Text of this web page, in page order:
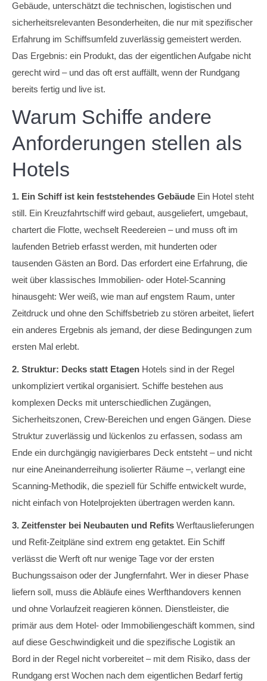
Gebäude, unterschätzt die technischen, logistischen und
sicherheitsrelevanten Besonderheiten, die nur mit spezifischer
Erfahrung im Schiffsumfeld zuverlässig gemeistert werden.
Das Ergebnis: ein Produkt, das der eigentlichen Aufgabe nicht
gerecht wird – und das oft erst auffällt, wenn der Rundgang
bereits fertig und live ist.
Warum Schiffe andere
Anforderungen stellen als
Hotels
1. Ein Schiff ist kein feststehendes Gebäude Ein Hotel steht
still. Ein Kreuzfahrtschiff wird gebaut, ausgeliefert, umgebaut,
chartert die Flotte, wechselt Reedereien – und muss oft im
laufenden Betrieb erfasst werden, mit hunderten oder
tausenden Gästen an Bord. Das erfordert eine Erfahrung, die
weit über klassisches Immobilien- oder Hotel-Scanning
hinausgeht: Wer weiß, wie man auf engstem Raum, unter
Zeitdruck und ohne den Schiffsbetrieb zu stören arbeitet, liefert
ein anderes Ergebnis als jemand, der diese Bedingungen zum
ersten Mal erlebt.
2. Struktur: Decks statt Etagen Hotels sind in der Regel
unkompliziert vertikal organisiert. Schiffe bestehen aus
komplexen Decks mit unterschiedlichen Zugängen,
Sicherheitszonen, Crew-Bereichen und engen Gängen. Diese
Struktur zuverlässig und lückenlos zu erfassen, sodass am
Ende ein durchgängig navigierbares Deck entsteht – und nicht
nur eine Aneinanderreihung isolierter Räume –, verlangt eine
Scanning-Methodik, die speziell für Schiffe entwickelt wurde,
nicht einfach von Hotelprojekten übertragen werden kann.
3. Zeitfenster bei Neubauten und Refits Werftauslieferungen
und Refit-Zeitpläne sind extrem eng getaktet. Ein Schiff
verlässt die Werft oft nur wenige Tage vor der ersten
Buchungssaison oder der Jungfernfahrt. Wer in dieser Phase
liefern soll, muss die Abläufe eines Werfthandovers kennen
und ohne Vorlaufzeit reagieren können. Dienstleister, die
primär aus dem Hotel- oder Immobiliengeschäft kommen, sind
auf diese Geschwindigkeit und die spezifische Logistik an
Bord in der Regel nicht vorbereitet – mit dem Risiko, dass der
Rundgang erst Wochen nach dem eigentlichen Bedarf fertig